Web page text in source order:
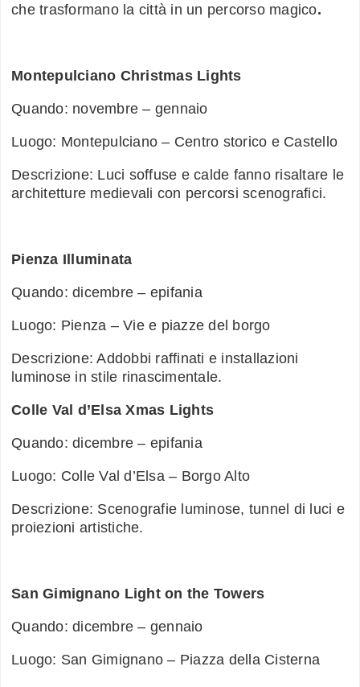
che trasformano la città in un percorso magico.
Montepulciano Christmas Lights
Quando: novembre – gennaio
Luogo: Montepulciano – Centro storico e Castello
Descrizione: Luci soffuse e calde fanno risaltare le
architetture medievali con percorsi scenografici.
Pienza Illuminata
Quando: dicembre – epifania
Luogo: Pienza – Vie e piazze del borgo
Descrizione: Addobbi raffinati e installazioni
luminose in stile rinascimentale.
Colle Val d’Elsa Xmas Lights
Quando: dicembre – epifania
Luogo: Colle Val d’Elsa – Borgo Alto
Descrizione: Scenografie luminose, tunnel di luci e
proiezioni artistiche.
San Gimignano Light on the Towers
Quando: dicembre – gennaio
Luogo: San Gimignano – Piazza della Cisterna